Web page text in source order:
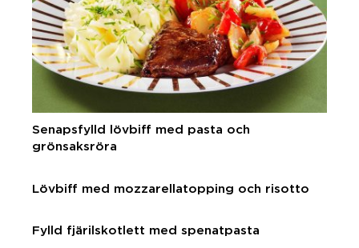
Senapsfylld lövbiff med pasta och
grönsaksröra
Lövbiff med mozzarellatopping och risotto
Fylld fjärilskotlett med spenatpasta